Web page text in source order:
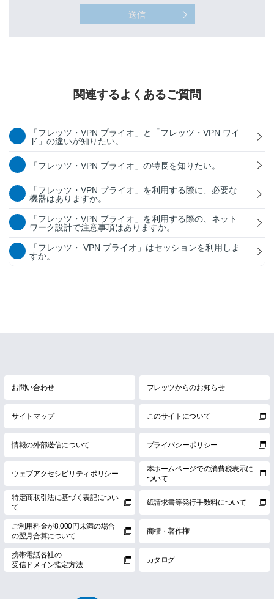
送信
関連するよくあるご質問
「フレッツ・VPN プライオ」と「フレッツ・VPN ワイ
ド」の違いが知りたい。
「フレッツ・VPN プライオ」の特長を知りたい。
「フレッツ・VPN プライオ」を利用する際に、必要な
機器はありますか。
「フレッツ・VPN プライオ」を利用する際の、ネット
ワーク設計で注意事項はありますか。
「フレッツ・ VPN プライオ」はセッションを利用しま
すか。
お問い合わせ フレッツからのお知らせ
サイトマップ このサイトについて
情報の外部送信について プライバシーポリシー
ウェブアクセシビリティポリシー
本ホームページでの消費税表示に
ついて
特定商取引法に基づく表記につい
て
紙請求書等発行手数料について
ご利用料金が8,000円未満の場合
の翌月合算について
商標・著作権
携帯電話各社の
受信ドメイン指定方法
カタログ